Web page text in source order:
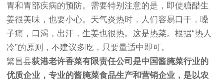
胃和胃部疾病的预防。需要特别注意的是，即使糖醋生
姜很美味，也要小心。天气炎热时，人们容易口干，嗓
子痛，口渴，出汗，生姜也很热。这是热菜。根据“热人
冷”的原则，不建议多吃，只要量适中即可。
繁昌县荻港老许香菜有限责任公司是中国酱腌菜行业的
优质企业，专业的酱腌菜食品生产和营销企业，是以农